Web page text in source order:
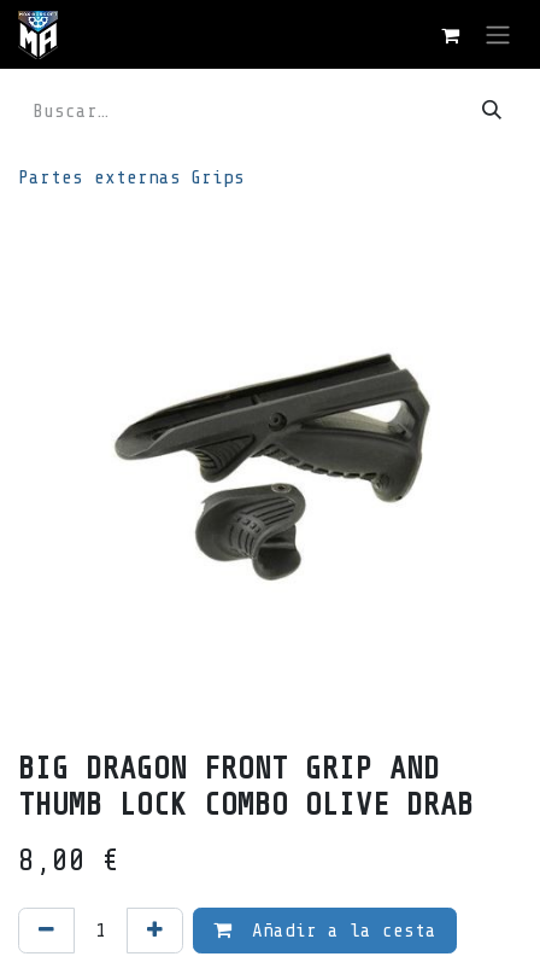
Ir al contenido
Partes externas Grips
BIG DRAGON FRONT GRIP AND
THUMB LOCK COMBO OLIVE DRAB
8,00
€
Añadir a la cesta